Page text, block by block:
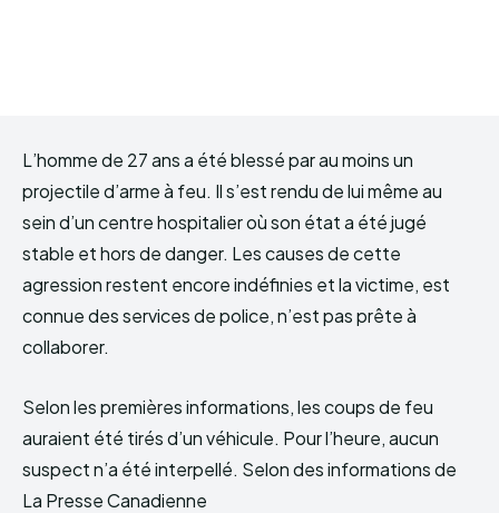
L’homme de 27 ans a été blessé par au moins un
projectile d’arme à feu. Il s’est rendu de lui même au
sein d’un centre hospitalier où son état a été jugé
stable et hors de danger. Les causes de cette
agression restent encore indéfinies et la victime, est
connue des services de police, n’est pas prête à
collaborer.
Selon les premières informations, les coups de feu
auraient été tirés d’un véhicule. Pour l’heure, aucun
suspect n’a été interpellé. Selon des informations de
La Presse Canadienne